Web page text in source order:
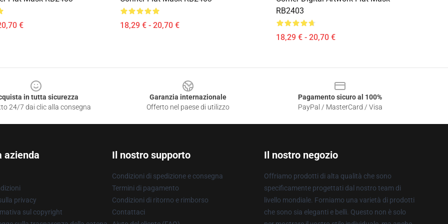
€ 18,29 € - 20,70 €
RB2403
18,29 € - 20,70 €
in tutta sicurezza
24/7 dai clic alla consegna
Garanzia internazionale
Offerto nel paese di utilizzo
Pagamento sicuro al 100%
PayPal / MasterCard / Visa
azienda
privacy
sul copyright
Il nostro supporto
Condizioni di spedizione e consegna
Termini di pagamento
Condizioni di ritorno e rimborso
Contattaci
Il nostro negozio
Offriamo prodotti di alta qualità che sono
specificamente progettati dal nostro team di
livello mondiale. Forniamo una varietà di prodotti
che sono sia eleganti e belli. Questo non è solo